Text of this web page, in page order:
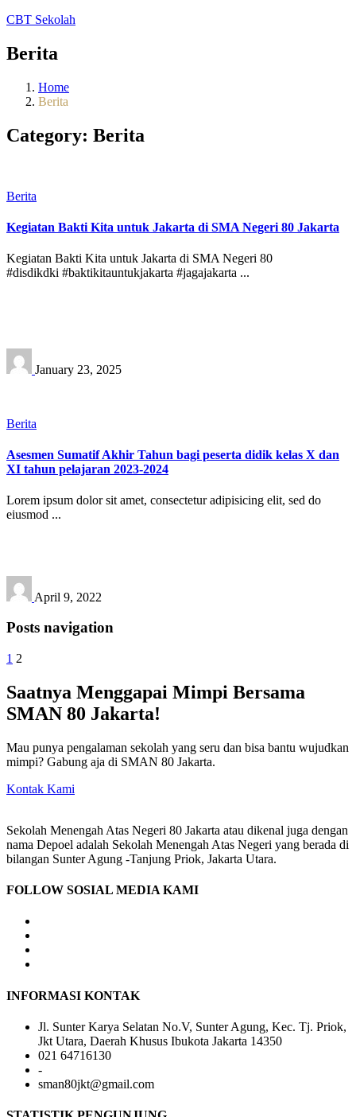
CBT Sekolah
Berita
Home
Berita
Category: Berita
Berita
Kegiatan Bakti Kita untuk Jakarta di SMA Negeri 80 Jakarta
Kegiatan Bakti Kita untuk Jakarta di SMA Negeri 80
#disdikdki #baktikitauntukjakarta #jagajakarta ...
January 23, 2025
Berita
Asesmen Sumatif Akhir Tahun bagi peserta didik kelas X dan
XI tahun pelajaran 2023-2024
Lorem ipsum dolor sit amet, consectetur adipisicing elit, sed do
eiusmod ...
April 9, 2022
Posts navigation
1 2
Saatnya Menggapai Mimpi Bersama
SMAN 80 Jakarta!
Mau punya pengalaman sekolah yang seru dan bisa bantu wujudkan
mimpi? Gabung aja di SMAN 80 Jakarta.
Kontak Kami
Sekolah Menengah Atas Negeri 80 Jakarta atau dikenal juga dengan
nama Depoel adalah Sekolah Menengah Atas Negeri yang berada di
bilangan Sunter Agung -Tanjung Priok, Jakarta Utara.
FOLLOW SOSIAL MEDIA KAMI
INFORMASI KONTAK
Jl. Sunter Karya Selatan No.V, Sunter Agung, Kec. Tj. Priok,
Jkt Utara, Daerah Khusus Ibukota Jakarta 14350
021 64716130
-
sman80jkt@gmail.com